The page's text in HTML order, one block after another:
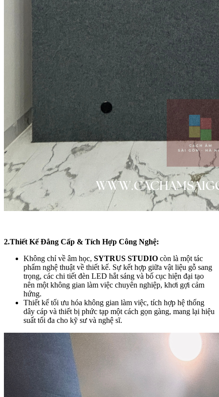
2.Thiết Kế Đẳng Cấp & Tích Hợp Công Nghệ:
Không chỉ về âm học, SYTRUS STUDIO còn là một tác
phẩm nghệ thuật về thiết kế. Sự kết hợp giữa vật liệu gỗ sang
trọng, các chi tiết đèn LED hắt sáng và bố cục hiện đại tạo
nên một không gian làm việc chuyên nghiệp, khơi gợi cảm
hứng.
Thiết kế tối ưu hóa không gian làm việc, tích hợp hệ thống
dây cáp và thiết bị phức tạp một cách gọn gàng, mang lại hiệu
suất tối đa cho kỹ sư và nghệ sĩ.